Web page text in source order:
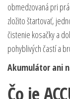
obmedzovaná pri
zložito štartovať,
čistenie kosačky a
pohyblivých častí a
Akumulátor ani
Čo je